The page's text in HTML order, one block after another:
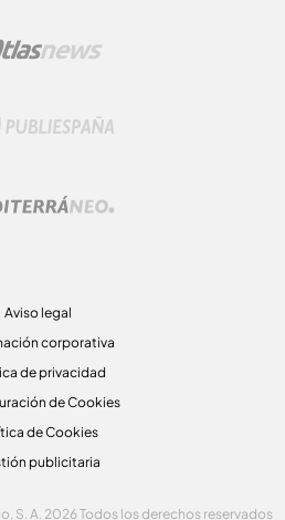
Aviso legal
corporativa
de privacidad
de Cookies
de Cookies
publicitaria
S. A. 2026 Todos los derechos reservados